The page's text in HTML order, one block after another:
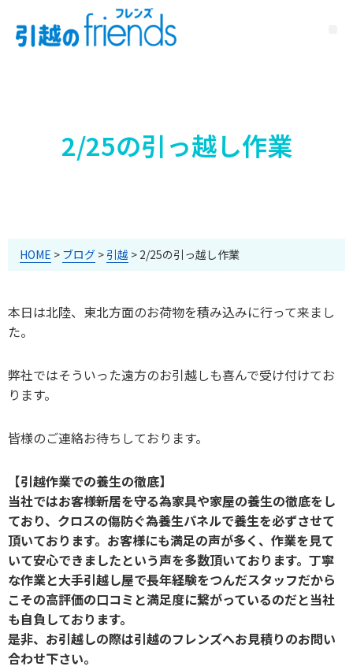
2/25の引っ越し作業
HOME > ブログ > 引越 > 2/25の引っ越し作業
本日は北陸、東北方面のお荷物を積み込みに行って来まし
た。
弊社ではそういった遠方のお引越しも喜んで受け付けてお
ります。
皆様のご連絡お待ちしております。
【引越作業での養生の徹底】
当社ではお客様新居を守る為家具や家屋の養生の徹底をし
ており、クロスの傷防ぐ為養生パネルで養生を必ずさせて
頂いております。お客様にも満足の声が多く、作業を見て
いて安心できましたという声を多数頂いております。丁寧
な作業と大手引越し屋で長年経験をつんだスタッフだから
こその高評価の口コミと満足度に繋がっているのだと当社
も自負しております。
是非、お引越しの際は引越のフレンズへお見積りのお問い
合わせ下さい。